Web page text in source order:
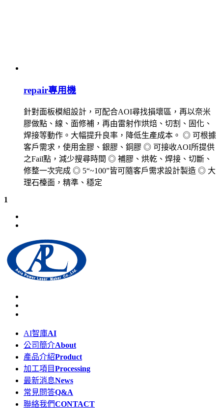
repair專用機
針對面板模組設計，可配合AOI尋找損壞區，再以奈米
膠做點、線、面修補，再由雷射作烘焙、切割、固化、
焊接等動作。大幅提升良率，降低生產成本。 ◎ 可根據
客戶需求，使用金膠、銀膠、銅膠 ◎ 可接收AOI所提供
之Fail點，減少搜尋時間 ◎ 補膠、烘乾、焊接、切斷、
修整一次完成 ◎ 5“~100”皆可隨客戶需求設計製造 ◎ 大
理石檯面，精準、穩定
1
AI智庫AI
公司簡介About
產品介紹Product
加工項目Processing
最新消息News
常見問答Q&A
聯絡我們CONTACT